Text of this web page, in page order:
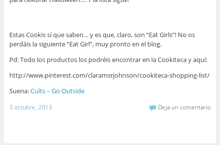
Estas Cookis sí que saben… y es que, claro, son “Eat Girls”! No os
perdáis la siguiente “Eat Girl”, muy pronto en el blog.
Pd: Todo los productos los podréis encontrar en la Cookiteca y aquí:
http://www.pinterest.com/claramsrjohnson/cookiteca-shopping-list/
Suena:Cults – Go Outside
3 octubre, 2013 Deja un comentario